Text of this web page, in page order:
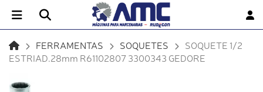
FERRAMENTAS SOQUETES
SOQUETE 1/2
ESTRIAD.28mm R61102807 3300343 GEDORE